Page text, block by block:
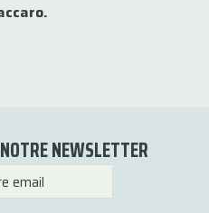
NEWSLETTER